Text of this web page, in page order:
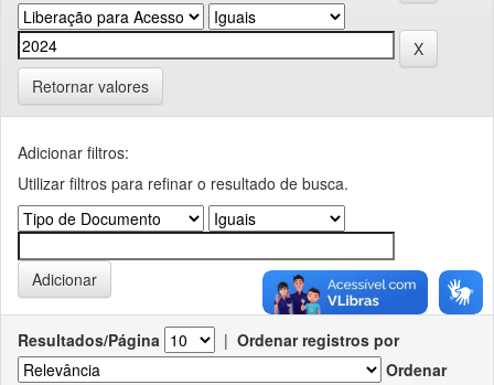
Retornar valores
Adicionar filtros:
Utilizar filtros para refinar o resultado de busca.
Resultados/Página | Ordenar registros por
Ordenar